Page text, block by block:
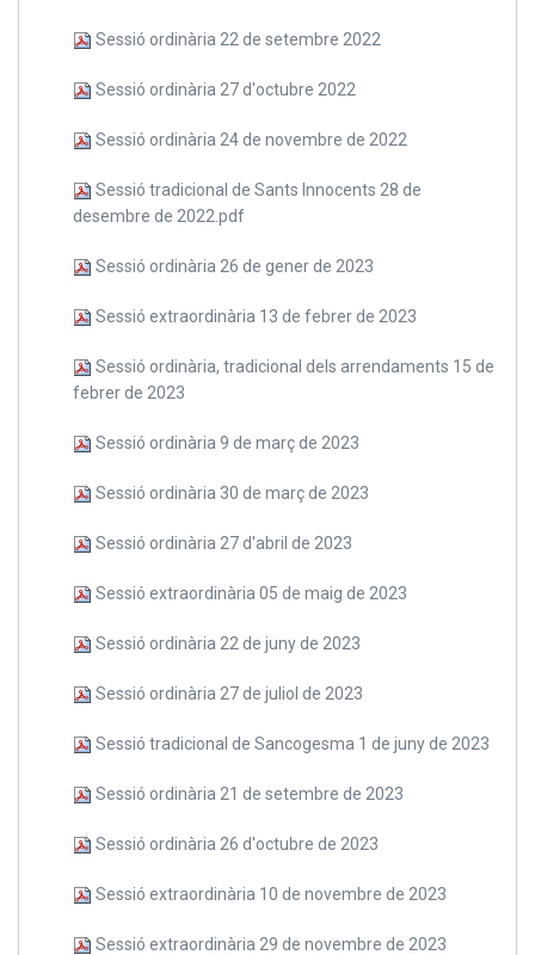
Sessió ordinària 22 de setembre 2022
Sessió ordinària 27 d'octubre 2022
Sessió ordinària 24 de novembre de 2022
Sessió tradicional de Sants Innocents 28 de
desembre de 2022.pdf
Sessió ordinària 26 de gener de 2023
Sessió extraordinària 13 de febrer de 2023
Sessió ordinària, tradicional dels arrendaments 15 de
febrer de 2023
Sessió ordinària 9 de març de 2023
Sessió ordinària 30 de març de 2023
Sessió ordinària 27 d'abril de 2023
Sessió extraordinària 05 de maig de 2023
Sessió ordinària 22 de juny de 2023
Sessió ordinària 27 de juliol de 2023
Sessió tradicional de Sancogesma 1 de juny de 2023
Sessió ordinària 21 de setembre de 2023
Sessió ordinària 26 d'octubre de 2023
Sessió extraordinària 10 de novembre de 2023
Sessió extraordinària 29 de novembre de 2023